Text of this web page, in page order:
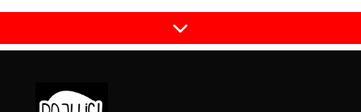
Skip
content